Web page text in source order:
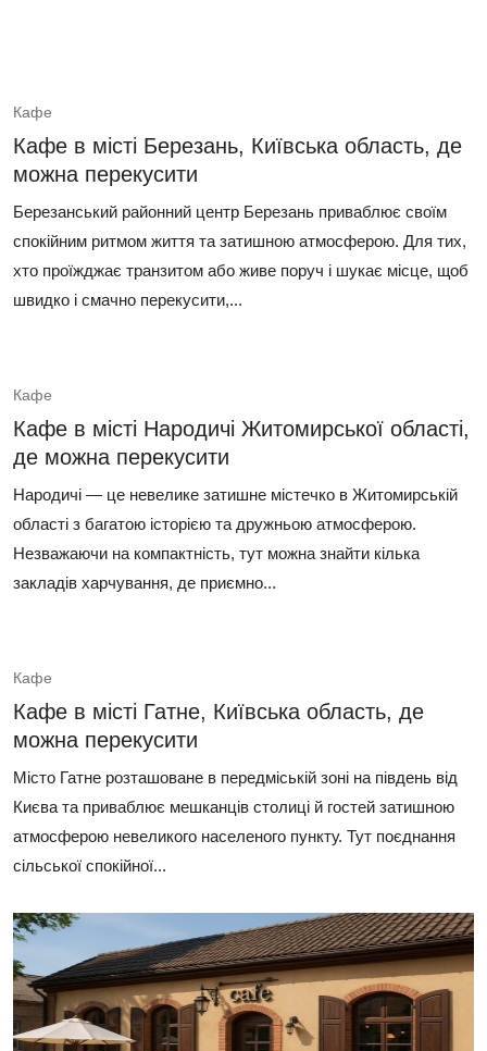
Кафе
Кафе в місті Березань, Київська область, де
можна перекусити
Березанський районний центр Березань приваблює своїм
спокійним ритмом життя та затишною атмосферою. Для тих,
хто проїжджає транзитом або живе поруч і шукає місце, щоб
швидко і смачно перекусити,...
Кафе
Кафе в місті Народичі Житомирської області,
де можна перекусити
Народичі — це невелике затишне містечко в Житомирській
області з багатою історією та дружньою атмосферою.
Незважаючи на компактність, тут можна знайти кілька
закладів харчування, де приємно...
Кафе
Кафе в місті Гатне, Київська область, де
можна перекусити
Місто Гатне розташоване в передміській зоні на південь від
Києва та приваблює мешканців столиці й гостей затишною
атмосферою невеликого населеного пункту. Тут поєднання
сільської спокійної...